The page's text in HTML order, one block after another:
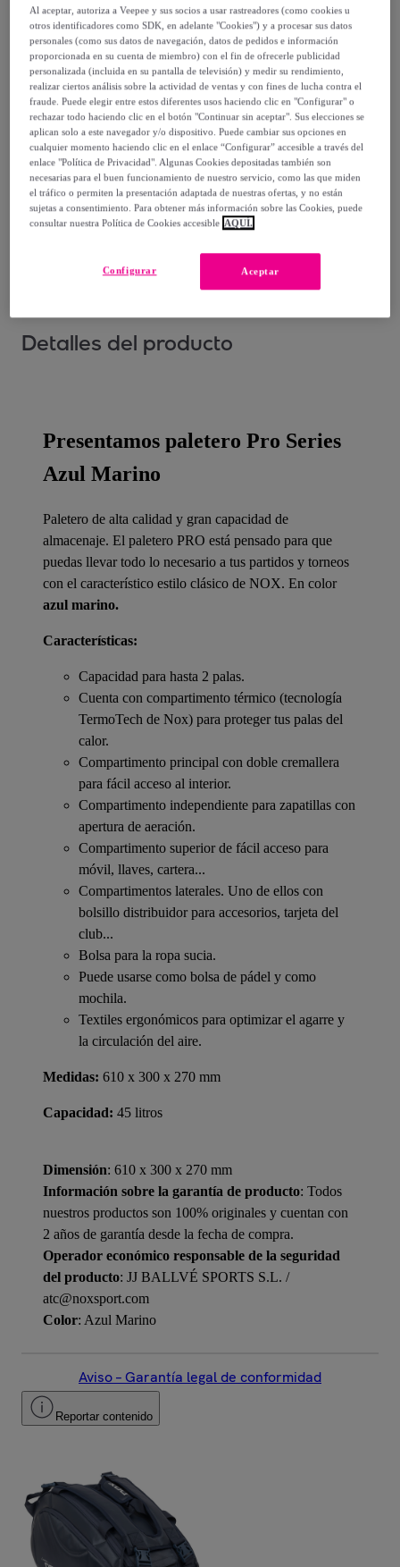
Entrega
Envío gratis
Entrega: Entre el12/08y el15/08
¿Cómo funciona?
Detalles del producto
Presentamos paletero Pro Series
Azul Marino
Paletero de alta calidad y gran capacidad de
almacenaje. El paletero PRO está pensado para que
puedas llevar todo lo necesario a tus partidos y torneos
con el característico estilo clásico de NOX. En color
azul marino.
Características:
Capacidad para hasta 2 palas.
Cuenta con compartimento térmico (tecnología
TermoTech de Nox) para proteger tus palas del
calor.
Compartimento principal con doble cremallera
para fácil acceso al interior.
Compartimento independiente para zapatillas con
apertura de aeración.
Compartimento superior de fácil acceso para
móvil, llaves, cartera...
Compartimentos laterales. Uno de ellos con
bolsillo distribuidor para accesorios, tarjeta del
club...
Bolsa para la ropa sucia.
Puede usarse como bolsa de pádel y como
mochila.
Textiles ergonómicos para optimizar el agarre y
la circulación del aire.
Medidas: 610 x 300 x 270 mm
Capacidad: 45 litros
Dimensión: 610 x 300 x 270 mm
Información sobre la garantía de producto: Todos
nuestros productos son 100% originales y cuentan con
2 años de garantía desde la fecha de compra.
Operador económico responsable de la seguridad
del producto: JJ BALLVÉ SPORTS S.L. /
atc@noxsport.com
Color: Azul Marino
Aviso – Garantía legal de conformidad
Reportar contenido
Al aceptar, autoriza a Veepee y sus socios a usar rastreadores (como cookies u
otros identificadores como SDK, en adelante "Cookies") y a procesar sus datos
personales (como sus datos de navegación, datos de pedidos e información
proporcionada en su cuenta de miembro) con el fin de ofrecerle publicidad
personalizada (incluida en su pantalla de televisión) y medir su rendimiento,
realizar ciertos análisis sobre la actividad de ventas y con fines de lucha contra el
fraude. Puede elegir entre estos diferentes usos haciendo clic en "Configurar" o
rechazar todo haciendo clic en el botón "Continuar sin aceptar". Sus elecciones se
aplican solo a este navegador y/o dispositivo. Puede cambiar sus opciones en
cualquier momento haciendo clic en el enlace “Configurar” accesible a través del
enlace "Política de Privacidad". Algunas Cookies depositadas también son
necesarias para el buen funcionamiento de nuestro servicio, como las que miden
el tráfico o permiten la presentación adaptada de nuestras ofertas, y no están
sujetas a consentimiento. Para obtener más información sobre las Cookies, puede
consultar nuestra Política de Cookies accesible AQUÍ.
Aceptar
Configurar